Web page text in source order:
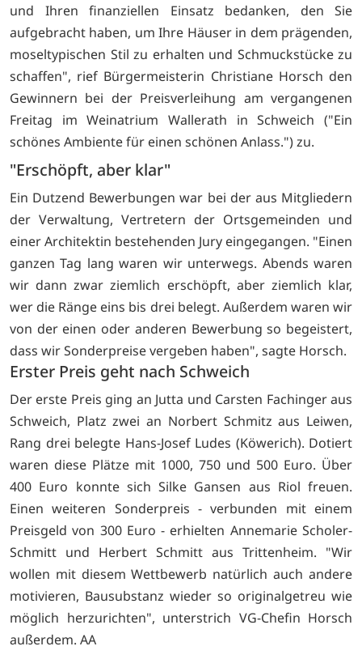
und Ihren finanziellen Einsatz bedanken, den Sie
aufgebracht haben, um Ihre Häuser in dem prägenden,
moseltypischen Stil zu erhalten und Schmuckstücke zu
schaffen", rief Bürgermeisterin Christiane Horsch den
Gewinnern bei der Preisverleihung am vergangenen
Freitag im Weinatrium Wallerath in Schweich ("Ein
schönes Ambiente für einen schönen Anlass.") zu.
"Erschöpft, aber klar"
Ein Dutzend Bewerbungen war bei der aus Mitgliedern
der Verwaltung, Vertretern der Ortsgemeinden und
einer Architektin bestehenden Jury eingegangen. "Einen
ganzen Tag lang waren wir unterwegs. Abends waren
wir dann zwar ziemlich erschöpft, aber ziemlich klar,
wer die Ränge eins bis drei belegt. Außerdem waren wir
von der einen oder anderen Bewerbung so begeistert,
dass wir Sonderpreise vergeben haben", sagte Horsch.
Erster Preis geht nach Schweich
Der erste Preis ging an Jutta und Carsten Fachinger aus
Schweich, Platz zwei an Norbert Schmitz aus Leiwen,
Rang drei belegte Hans-Josef Ludes (Köwerich). Dotiert
waren diese Plätze mit 1000, 750 und 500 Euro. Über
400 Euro konnte sich Silke Gansen aus Riol freuen.
Einen weiteren Sonderpreis - verbunden mit einem
Preisgeld von 300 Euro - erhielten Annemarie Scholer-
Schmitt und Herbert Schmitt aus Trittenheim. "Wir
wollen mit diesem Wettbewerb natürlich auch andere
motivieren, Bausubstanz wieder so originalgetreu wie
möglich herzurichten", unterstrich VG-Chefin Horsch
außerdem. AA